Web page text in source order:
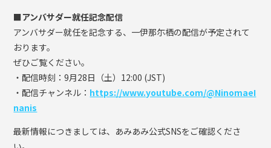
■アンバサダー就任記念配信
アンバサダー就任を記念する、一伊那尓栖の配信が予定されて
おります。
ぜひご覧ください。
・配信時刻：9月28日（土）12:00 (JST)
・配信チャンネル： https://www.youtube.com/@NinomaeI
nanis
最新情報につきましては、あみあみ公式SNSをご確認くださ